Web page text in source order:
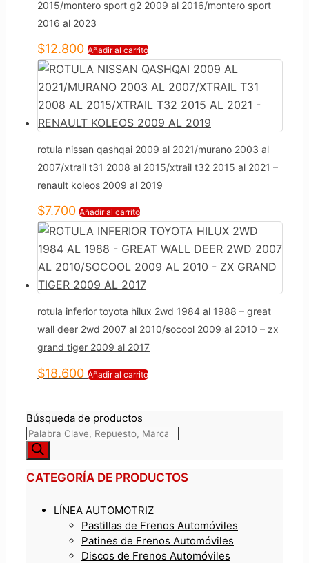
2015/montero sport g2 2009 al 2016/montero sport
2016 al 2023
$12.800 Añadir al carrito
rotula nissan qashqai 2009 al 2021/murano 2003 al
2007/xtrail t31 2008 al 2015/xtrail t32 2015 al 2021 –
renault koleos 2009 al 2019
$7.700 Añadir al carrito
rotula inferior toyota hilux 2wd 1984 al 1988 – great
wall deer 2wd 2007 al 2010/socool 2009 al 2010 – zx
grand tiger 2009 al 2017
$18.600 Añadir al carrito
Búsqueda de productos
CATEGORÍA DE PRODUCTOS
LÍNEA AUTOMOTRIZ
Pastillas de Frenos Automóviles
Patines de Frenos Automóviles
Discos de Frenos Automóviles